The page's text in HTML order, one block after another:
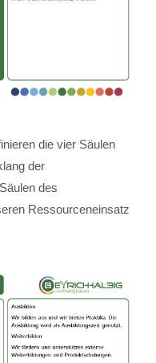
die vier Säulen
der
des
Ressourceneinsatz